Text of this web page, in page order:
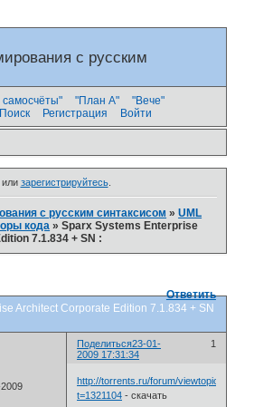
с русским
самосчёты" "План А"
"Вече"
Поиск Регистрация Войти
зарегистрируйтесь.
с русским синтаксисом »UML
кода »Sparx Systems Enterprise
7.1.834 + SN :
Architect Corporate Edition 7.1.834 + SN
Ответить
Поделиться 1
23-01-
2009 17:31:34
http://torrents.ru/forum/viewtopic.php?
t=1321104 - скачать